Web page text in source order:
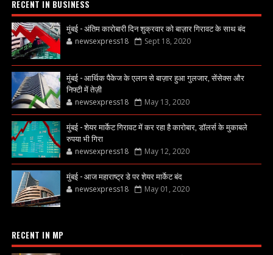
RECENT IN BUSINESS
मुंबई - अंतिम कारोबारी दिन शुक्रवार को बाज़ार गिरावट के साथ बंद
newsexpress18 Sept 18, 2020
मुंबई - आर्थिक पैकेज के एलान से बाज़ार हुआ गुलजार, सेंसेक्स और
निफ्टी में तेज़ी
newsexpress18 May 13, 2020
मुंबई - शेयर मार्केट गिरावट में कर रहा है कारोबार, डॉलर्स के मुकाबले
रुपया भी गिरा
newsexpress18 May 12, 2020
मुंबई - आज महाराष्ट्र डे पर शेयर मार्केट बंद
newsexpress18 May 01, 2020
RECENT IN MP